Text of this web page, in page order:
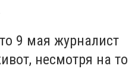
9 мая журналист
несмотря на то